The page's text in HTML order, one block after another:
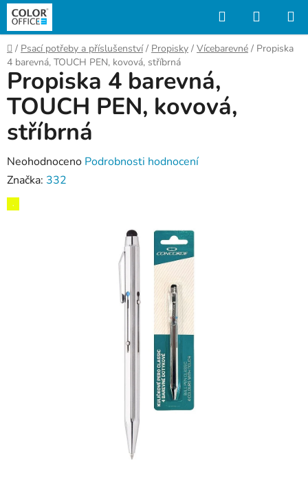
Přejít
obsah
Hledat
KOŠÍK
Domů
/ Psací potřeby a příslušenství / Propisky / Vícebarevné / Propiska
4 barevná, TOUCH PEN, kovová, stříbrná
Propiska 4 barevná,
TOUCH PEN, kovová,
stříbrná
Průměrné
hodnocení
produktu
Neohodnoceno Podrobnosti hodnocení
Značka: 332
,